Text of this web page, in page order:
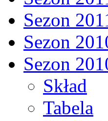
Sezon
Sezon
Sezon
Skład
Tabela